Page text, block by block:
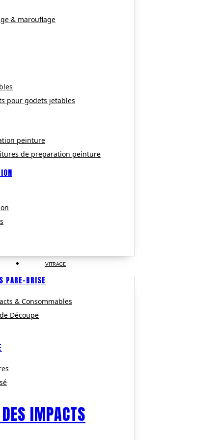
& marouflage
pour godets jetables
peinture
de preparation peinture
VITRAGE
PARE-BRISE
& Consommables
Découpe
IMPACTS